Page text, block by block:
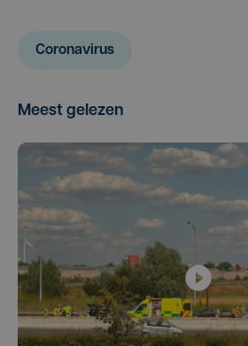
Coronavirus
Meest gelezen